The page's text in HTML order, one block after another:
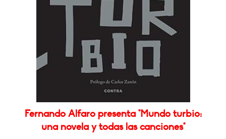
Fernando Alfaro presenta "Mundo turbio:
una novela y todas las canciones"